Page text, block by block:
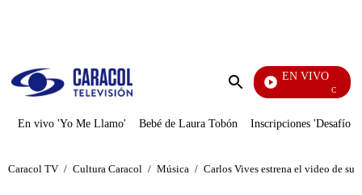
Enviar
EN VIVO
Cuentos
En vivo 'Yo Me Llamo' Bebé de Laura Tobón Inscripciones 'Desafío'
Caracol TV / Cultura Caracol / Música / Carlos Vives estrena el video de